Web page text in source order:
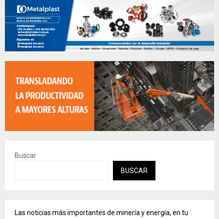
Buscar
BUSCAR
Las noticias más importantes de minería y energía, en tu